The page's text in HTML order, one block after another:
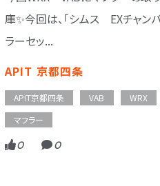
庫✨今回は、「シムス EXチャン
ラーセッ...
APIT 京都四条
APIT京都四条 VAB WRX
マフラー
0 0